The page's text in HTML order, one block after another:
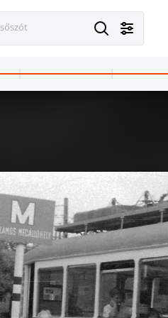
1962 · Cserépváralja
modern templom (tervező: Csaba László, 1961.).